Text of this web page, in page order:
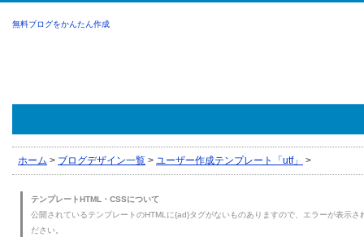
無料ブログをかんたん作成
ホーム > ブログデザイン一覧 > ユーザー作成テンプレート「utf」 >
テンプレートHTML・CSSについて
公開されているテンプレートのHTMLに{ad}タグがないものありますので、エラーが表示
ださい。